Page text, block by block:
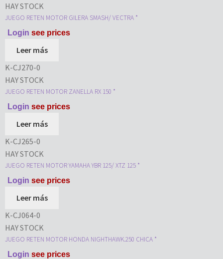
HAY STOCK
JUEGO RETEN MOTOR GILERA SMASH/ VECTRA *
Login see prices
Leer más
K-CJ270-0
HAY STOCK
JUEGO RETEN MOTOR ZANELLA RX 150 *
Login see prices
Leer más
K-CJ265-0
HAY STOCK
JUEGO RETEN MOTOR YAMAHA YBR 125/ XTZ 125 *
Login see prices
Leer más
K-CJ064-0
HAY STOCK
JUEGO RETEN MOTOR HONDA NIGHTHAWK.250 CHICA *
Login see prices